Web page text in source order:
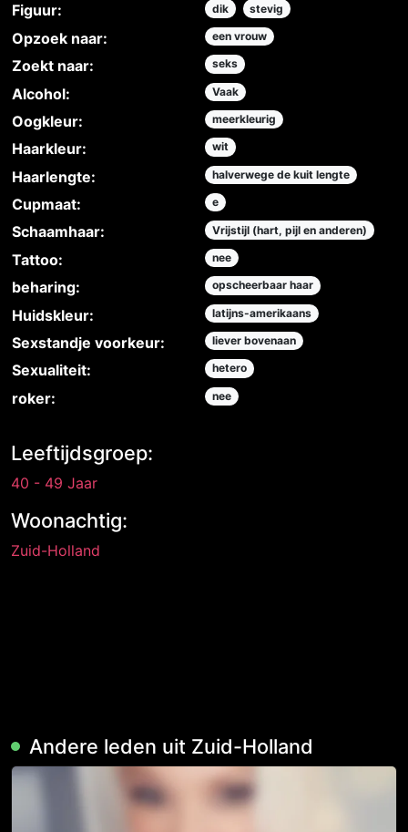
Figuur: dik stevig
Opzoek naar: een vrouw
Zoekt naar: seks
Alcohol: Vaak
Oogkleur: meerkleurig
Haarkleur: wit
Haarlengte: halverwege de kuit lengte
Cupmaat: e
Schaamhaar: Vrijstijl (hart, pijl en anderen)
Tattoo: nee
beharing: opscheerbaar haar
Huidskleur: latijns-amerikaans
Sexstandje voorkeur: liever bovenaan
Sexualiteit: hetero
roker: nee
Leeftijdsgroep:
40 - 49 Jaar
Woonachtig:
Zuid-Holland
Andere leden uit Zuid-Holland